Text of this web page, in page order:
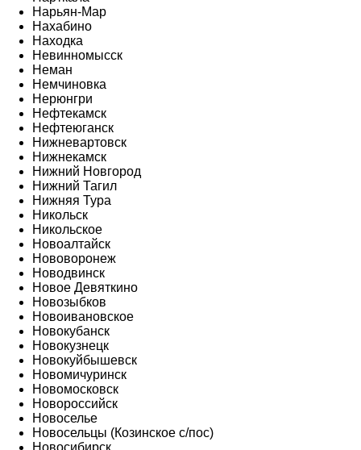
Нарьян-Мар
Нахабино
Находка
Невинномысск
Неман
Немчиновка
Нерюнгри
Нефтекамск
Нефтеюганск
Нижневартовск
Нижнекамск
Нижний Новгород
Нижний Тагил
Нижняя Тура
Никольск
Никольское
Новоалтайск
Нововоронеж
Новодвинск
Новое Девяткино
Новозыбков
Новоивановское
Новокубанск
Новокузнецк
Новокуйбышевск
Новомичуринск
Новомосковск
Новороссийск
Новоселье
Новосельцы (Козинское с/пос)
Новосибирск